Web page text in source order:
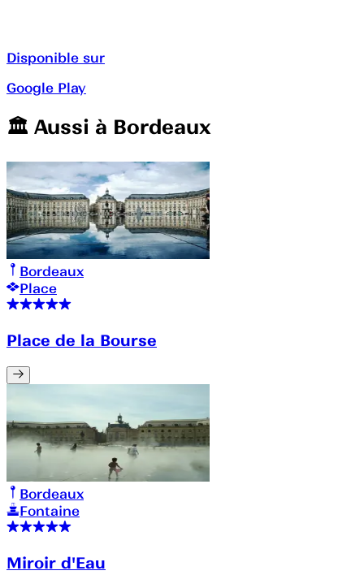
Disponible sur
Google Play
🏛️️ Aussi à Bordeaux
Bordeaux
Place
Place de la Bourse
Bordeaux
Fontaine
Miroir d'Eau